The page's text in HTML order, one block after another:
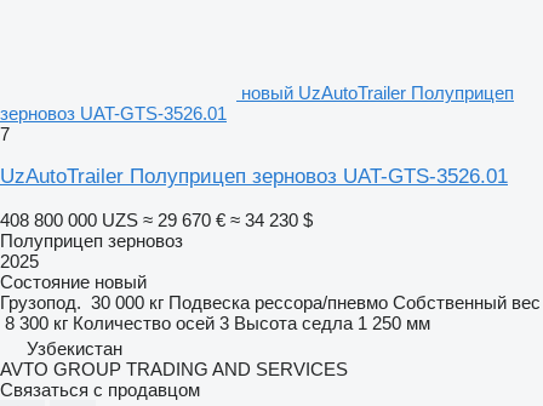
новый UzAutoTrailer Полуприцеп
зерновоз UAT-GTS-3526.01
7
UzAutoTrailer Полуприцеп зерновоз UAT-GTS-3526.01
408 800 000 UZS ≈ 29 670 € ≈ 34 230 $
Полуприцеп зерновоз
2025
Состояние новый
Грузопод. 30 000 кг Подвеска рессора/пневмо Собственный вес
8 300 кг Количество осей 3 Высота седла 1 250 мм
Узбекистан
AVTO GROUP TRADING AND SERVICES
Связаться с продавцом